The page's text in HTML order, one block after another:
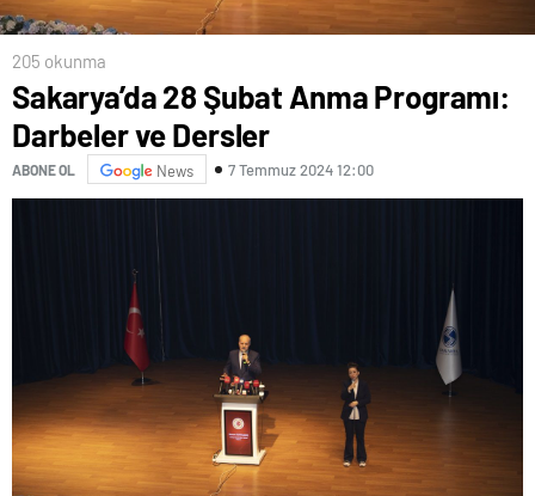
205 okunma
Sakarya’da 28 Şubat Anma Programı:
Darbeler ve Dersler
ABONE OL News 7 Temmuz 2024 12:00